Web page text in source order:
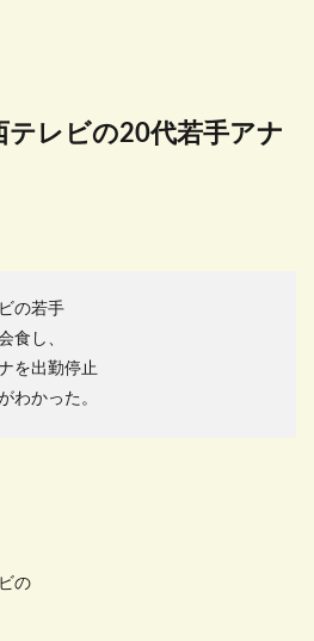
テレビの20代若手アナ
の若手
食し、
を出勤停止
わかった。
の